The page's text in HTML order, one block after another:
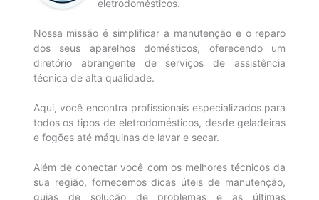
eletrodomésticos.
Nossa missão é simplificar a manutenção e o reparo
dos seus aparelhos domésticos, oferecendo um
diretório abrangente de serviços de assistência
técnica de alta qualidade.
Aqui, você encontra profissionais especializados para
todos os tipos de eletrodomésticos, desde geladeiras
e fogões até máquinas de lavar e secar.
Além de conectar você com os melhores técnicos da
sua região, fornecemos dicas úteis de manutenção,
guias de solução de problemas e as últimas